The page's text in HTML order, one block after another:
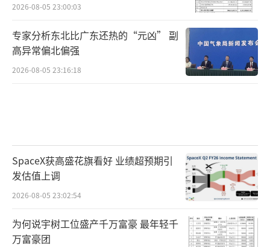
2026-08-05 23:00:03
专家分析东北比广东还热的“元凶” 副
高异常偏北偏强
2026-08-05 23:16:18
SpaceX获高盛花旗看好 业绩超预期引
发估值上调
2026-08-05 23:02:54
为何说宇树工位盛产千万富豪 最年轻千
万富豪团